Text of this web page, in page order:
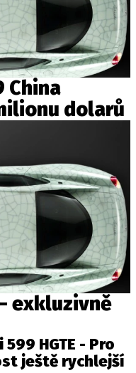
China
dolarů
exkluzivně
599 HGTE - Pro
ještě rychlejší